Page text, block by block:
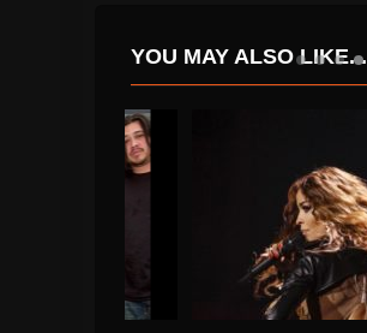
YOU MAY ALSO LIKE...